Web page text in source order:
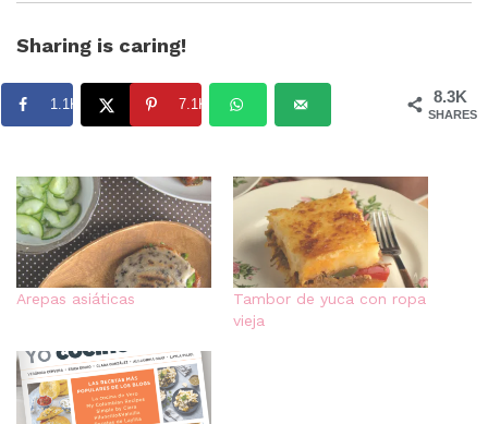
Sharing is caring!
8.3K
SHARES
1.1K 7.1K
Arepas asiáticas
Tambor de yuca con ropa
vieja